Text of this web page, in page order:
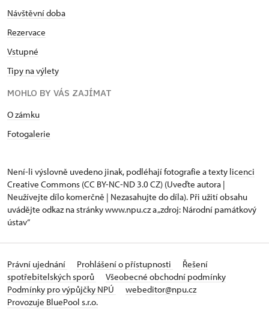
Návštěvní doba
Rezervace
Vstupné
Tipy na výlety
MOHLO BY VÁS ZAJÍMAT
O zámku
Fotogalerie
Není-li výslovně uvedeno jinak, podléhají fotografie a texty licenci
Creative Commons (CC BY-NC-ND 3.0 CZ) (Uveďte autora |
Neužívejte dílo komerčně | Nezasahujte do díla). Při užití obsahu
uvádějte odkaz na stránky www.npu.cz a „zdroj: Národní památkový
ústav“
Právní ujednání Prohlášení o přístupnosti
Řešení
spotřebitelských sporů
Všeobecné obchodní podmínky
Podmínky pro výpůjčky NPÚ
webeditor@npu.cz
Provozuje BluePool s.r.o.